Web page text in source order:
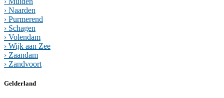
› Naarden
› Purmerend
› Schagen
› Volendam
› Wijk aan Zee
› Zaandam
› Zandvoort
Gelderland